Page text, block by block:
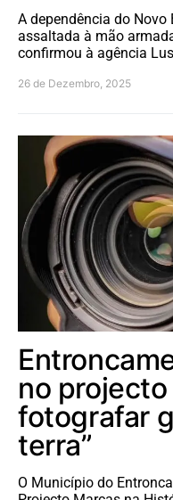
A dependência do
assaltada à mão
confirmou à agência
26 de Dezembro, 2025
no projecto
fotografar
terra”
O Município do